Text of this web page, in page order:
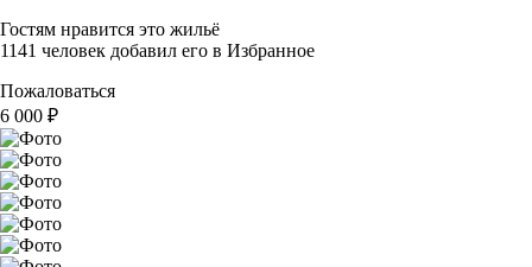
Гостям нравится это жильё
1141 человек добавил его в Избранное
Пожаловаться
6 000 ₽